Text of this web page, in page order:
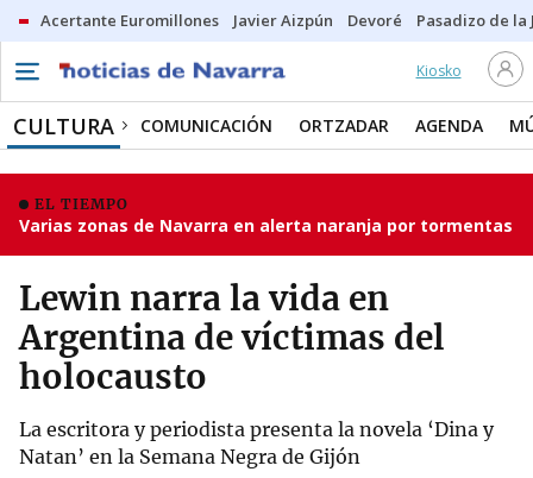
Acertante Euromillones Javier Aizpún Devoré Pasadizo de la
Kiosko
CULTURA COMUNICACIÓN ORTZADAR AGENDA
EL TIEMPO
Varias zonas de Navarra en alerta naranja por tormentas
Lewin narra la vida en
Argentina de víctimas del
holocausto
La escritora y periodista presenta la novela ‘Dina y
Natan’ en la Semana Negra de Gijón